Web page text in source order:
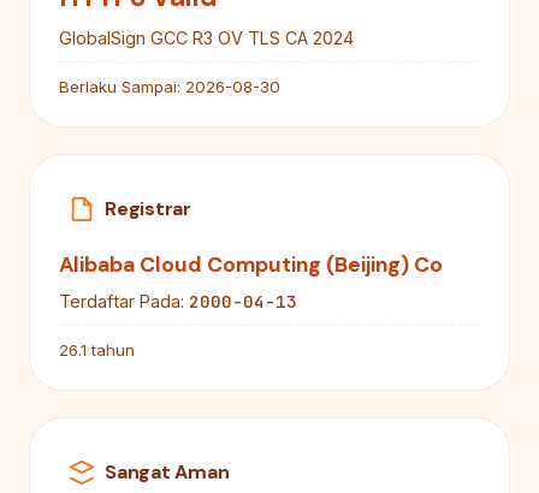
GlobalSign GCC R3 OV TLS CA 2024
Berlaku Sampai: 2026-08-30
Registrar
Alibaba Cloud Computing (Beijing) Co
Terdaftar Pada: 2000-04-13
26.1 tahun
Sangat Aman